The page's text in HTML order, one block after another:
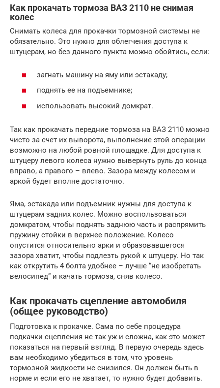
Как прокачать тормоза ВАЗ 2110 не снимая
колес
Снимать колеса для прокачки тормозной системы не
обязательно. Это нужно для облегчения доступа к
штуцерам, но без данного пункта можно обойтись, если:
загнать машину на яму или эстакаду;
поднять ее на подъемнике;
использовать высокий домкрат.
Так как прокачать передние тормоза на ВАЗ 2110 можно
чисто за счет их выворота, выполнение этой операции
возможно на любой ровной площадке. Для доступа к
штуцеру левого колеса нужно вывернуть руль до конца
вправо, а правого – влево. Зазора между колесом и
аркой будет вполне достаточно.
Яма, эстакада или подъемник нужны для доступа к
штуцерам задних колес. Можно воспользоваться
домкратом, чтобы поднять заднюю часть и распрямить
пружину стойки в верхнее положение. Колесо
опустится относительно арки и образовавшегося
зазора хватит, чтобы подлезть рукой к штуцеру. Но так
как открутить 4 болта удобнее – лучше “не изобретать
велосипед” и качать тормоза, сняв колесо.
Как прокачать сцепление автомобиля
(общее руководство)
Подготовка к прокачке. Сама по себе процедура
подкачки сцепления не так уж и сложна, как это может
показаться на первый взгляд. В первую очередь здесь
вам необходимо убедиться в том, что уровень
тормозной жидкости не снизился. Он должен быть в
норме и если его не хватает, то нужно будет добавить.